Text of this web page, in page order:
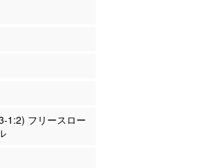
1:2) フリースロー